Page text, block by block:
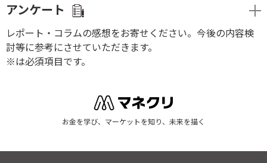
アンケート
レポート・コラムの感想をお寄せください。今後の内容検
討等に参考にさせていただきます。
※は必須項目です。
お金を学び、マーケットを知り、未来を描く